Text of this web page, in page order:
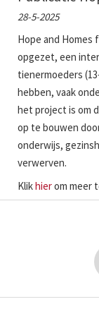
28-5-2025
Hope and
opgezet, een
tienermoeders
hebben, vaak
het project is om
op te bouwen
onderwijs,
verwerven.
Klikhierom meer